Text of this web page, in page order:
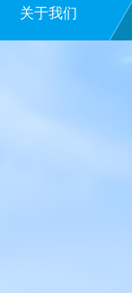
关于我们